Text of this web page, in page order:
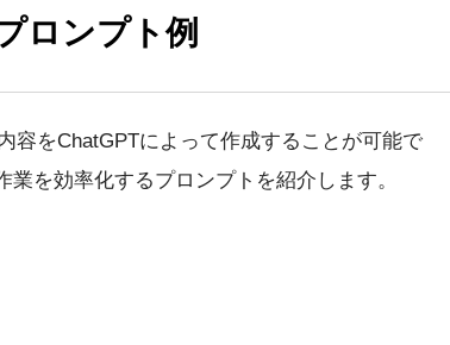
ロンプト例
容をChatGPTによって作成することが可能で
を効率化するプロンプトを紹介します。